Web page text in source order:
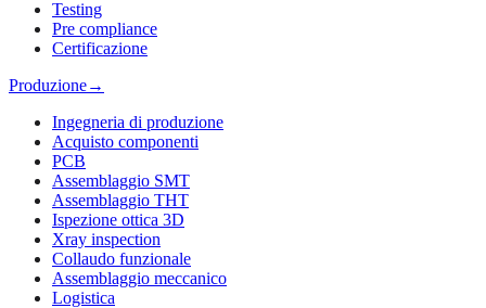
Testing
Pre compliance
Certificazione
Produzione→
Ingegneria di produzione
Acquisto componenti
PCB
Assemblaggio SMT
Assemblaggio THT
Ispezione ottica 3D
Xray inspection
Collaudo funzionale
Assemblaggio meccanico
Logistica